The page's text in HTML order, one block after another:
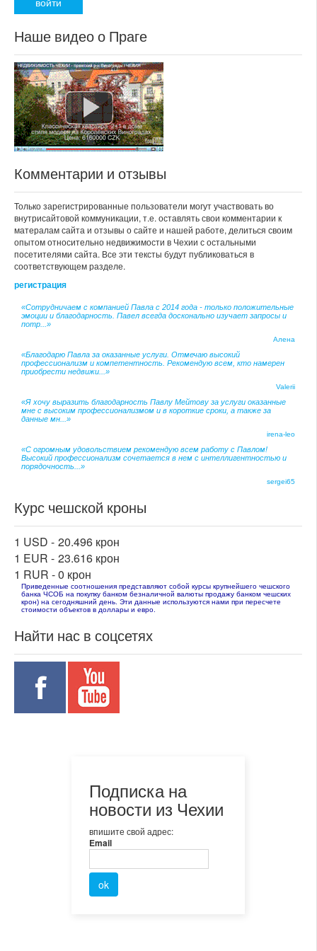
Наше видео о Праге
Комментарии и отзывы
Только зарегистрированные пользователи могут участвовать во
внутрисайтовой коммуникации, т.е. оставлять свои комментарии к
матералам сайта и отзывы о сайте и нашей работе, делиться своим
опытом относительно недвижимости в Чехии с остальными
посетителями сайта. Все эти тексты будут публиковаться в
соответствующем разделе.
регистрация
«Сотрудничаем с компанией Павла с 2014 года - только положительные
эмоции и благодарность. Павел всегда досконально изучает запросы и
потр...»
Алена
«Благодарю Павла за оказанные услуги. Отмечаю высокий
профессионализм и компетентность. Рекомендую всем, кто намерен
приобрести недвижи...»
Valerii
«Я хочу выразить благодарность Павлу Мейтову за услуги оказанные
мне с высоким профессионализмом и в короткие сроки, а также за
данные мн...»
irena-leo
«С огромным удовольствием рекомендую всем работу с Павлом!
Высокий профессионализм сочетается в нем с интеллигентностью и
порядочность...»
sergei65
Курс чешской кроны
1 USD - 20.496 крон
1 EUR - 23.616 крон
1 RUR -0 крон
Приведенные соотношения представляют собой курсы крупнейшего чешского
банка ЧСОБ на покупку банком безналичной валюты продажу банком чешских
крон) на сегодняшний день. Эти данные используются нами при пересчете
стоимости объектов в доллары и евро.
Найти нас в соцсетях
Подписка на
новости из Чехии
впишите свой адрес:
Email